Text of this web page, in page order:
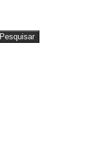
Pesquisar